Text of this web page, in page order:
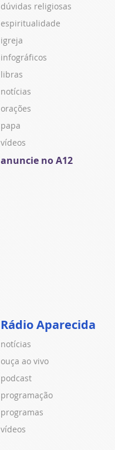
dúvidas religiosas
espiritualidade
igreja
infográficos
libras
notícias
orações
papa
vídeos
anuncie no A12
Rádio Aparecida
notícias
ouça ao vivo
podcast
programação
programas
vídeos